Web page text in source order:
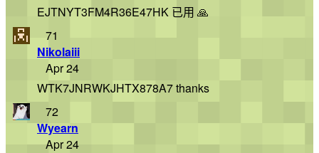
EJTNYT3FM4R36E47HK 已用 🙏
71
Nikolaiii
Apr 24
WTK7JNRWKJHTX878A7 thanks
72
Wyearn
Apr 24